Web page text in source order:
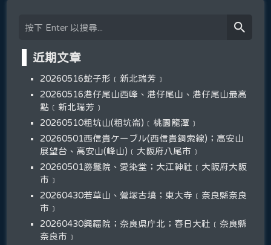
近期文章
20260516蛇子形﹝新北瑞芳﹞
20260516港仔尾山西峰、港仔尾山、港仔尾山最高
點﹝新北瑞芳﹞
20260510粗坑山(粗坑崙)﹝桃園龍潭﹞
20260501西信貴ケーブル(西信貴鋼索線)；高安山
展望台、高安山(峰山)﹝大阪府八尾市﹞
20260501勝鬘院、愛染堂；大江神社﹝大阪府大阪
市﹞
20260430若草山、鶯塚古墳；東大寺﹝奈良縣奈良
市﹞
20260430興福院；奈良県庁北；春日大社﹝奈良縣
奈良市﹞